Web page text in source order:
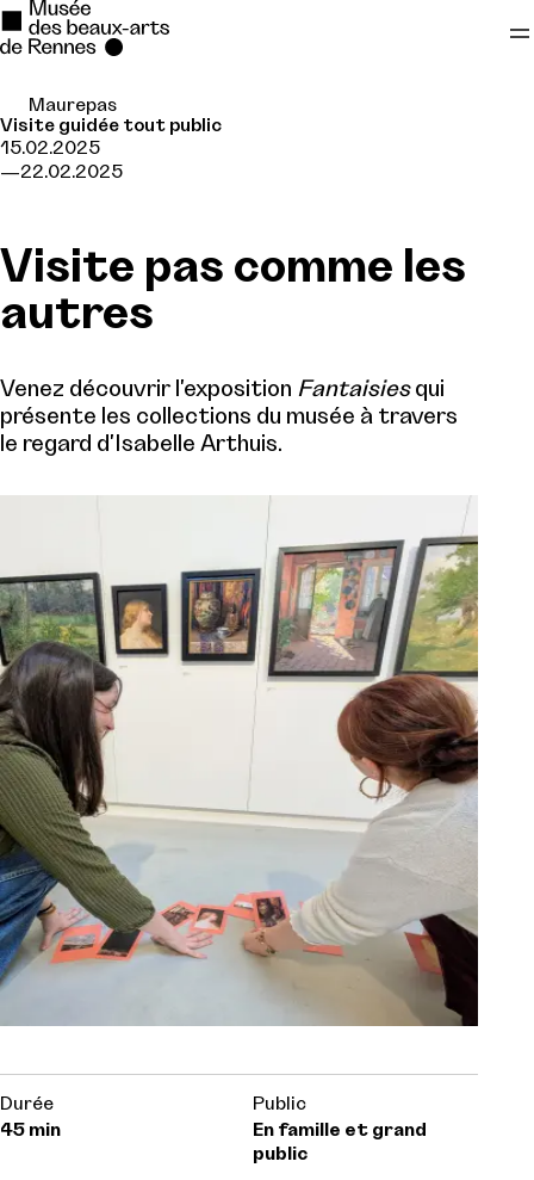
Se rendre au
Contenu principal
Maurepas
Visite guidée tout public
15.02.2025
22.02.2025
Visite pas comme les
autres
Venez découvrir l'exposition Fantaisiesqui
présente les collections du musée à travers
le regard d'Isabelle Arthuis.
Durée
45 min
Public
En famille et grand
public